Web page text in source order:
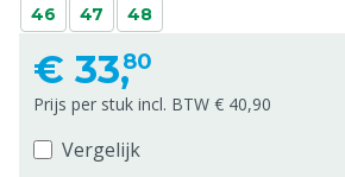
46
47 48
€ 33,80
Prijs per stuk incl. BTW € 40,90
Vergelijk